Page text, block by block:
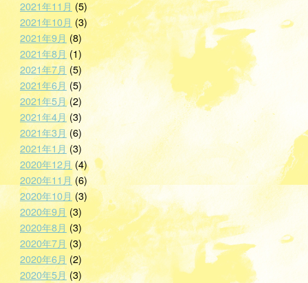
2021年11月 (5)
2021年10月 (3)
2021年9月 (8)
2021年8月 (1)
2021年7月 (5)
2021年6月 (5)
2021年5月(2)
2021年4月(3)
2021年3月 (6)
2021年1月(3)
2020年12月(4)
2020年11月(6)
2020年10月(3)
2020年9月 (3)
2020年8月 (3)
2020年7月 (3)
2020年6月(2)
2020年5月(3)